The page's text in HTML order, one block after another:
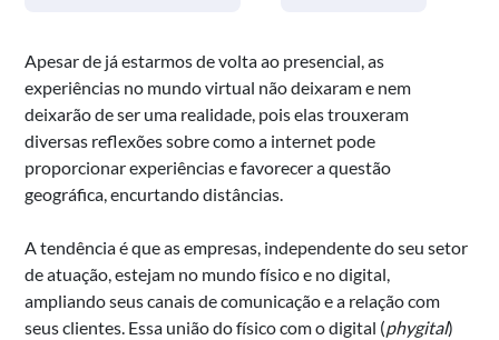
Apesar de já estarmos de volta ao presencial, as
experiências no mundo virtual não deixaram e nem
deixarão de ser uma realidade, pois elas trouxeram
diversas reflexões sobre como a internet pode
proporcionar experiências e favorecer a questão
geográfica, encurtando distâncias.
A tendência é que as empresas, independente do seu setor
de atuação, estejam no mundo físico e no digital,
ampliando seus canais de comunicação e a relação com
seus clientes. Essa união do físico com o digital (phygital)